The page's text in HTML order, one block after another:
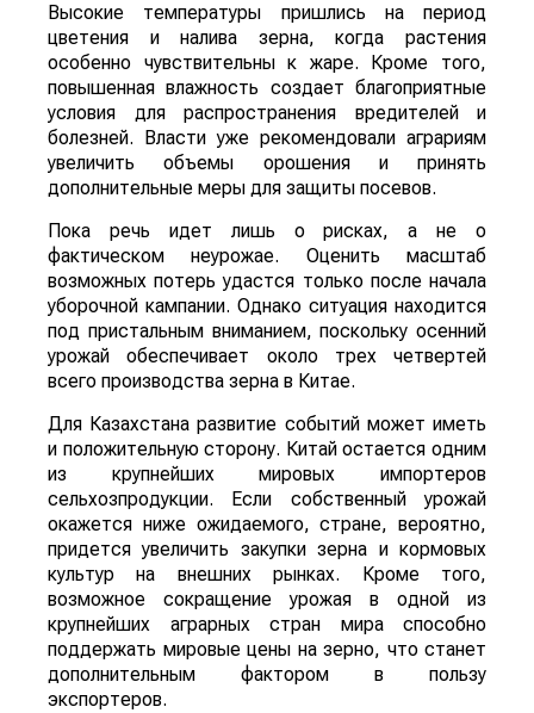
Высокие температуры пришлись на период
цветения и налива зерна, когда растения
особенно чувствительны к жаре. Кроме того,
повышенная влажность создает благоприятные
условия для распространения вредителей и
болезней. Власти уже рекомендовали аграриям
увеличить объемы орошения и принять
дополнительные меры для защиты посевов.
Пока речь идет лишь о рисках, а не о
фактическом неурожае. Оценить масштаб
возможных потерь удастся только после начала
уборочной кампании. Однако ситуация находится
под пристальным вниманием, поскольку осенний
урожай обеспечивает около трех четвертей
всего производства зерна в Китае.
Для Казахстана развитие событий может иметь
и положительную сторону. Китай остается одним
из крупнейших мировых импортеров
сельхозпродукции. Если собственный урожай
окажется ниже ожидаемого, стране, вероятно,
придется увеличить закупки зерна и кормовых
культур на внешних рынках. Кроме того,
возможное сокращение урожая в одной из
крупнейших аграрных стран мира способно
поддержать мировые цены на зерно, что станет
дополнительным фактором в пользу
экспортеров.